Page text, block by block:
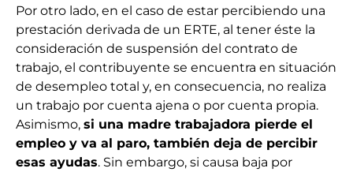
Por otro lado, en el caso de estar percibiendo una
prestación derivada de un ERTE, al tener éste la
consideración de suspensión del contrato de
trabajo, el contribuyente se encuentra en situación
de desempleo total y, en consecuencia, no realiza
un trabajo por cuenta ajena o por cuenta propia.
Asimismo, si una madre trabajadora pierde el
empleo y va al paro, también deja de percibir
esas ayudas. Sin embargo, si causa baja por